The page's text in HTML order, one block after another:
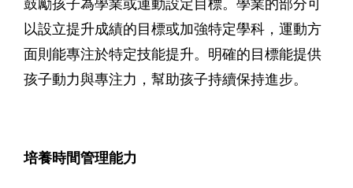
鼓勵孩子為學業或運動設定目標。學業的部分可
以設立提升成績的目標或加強特定學科，運動方
面則能專注於特定技能提升。明確的目標能提供
孩子動力與專注力，幫助孩子持續保持進步。
培養時間管理能力